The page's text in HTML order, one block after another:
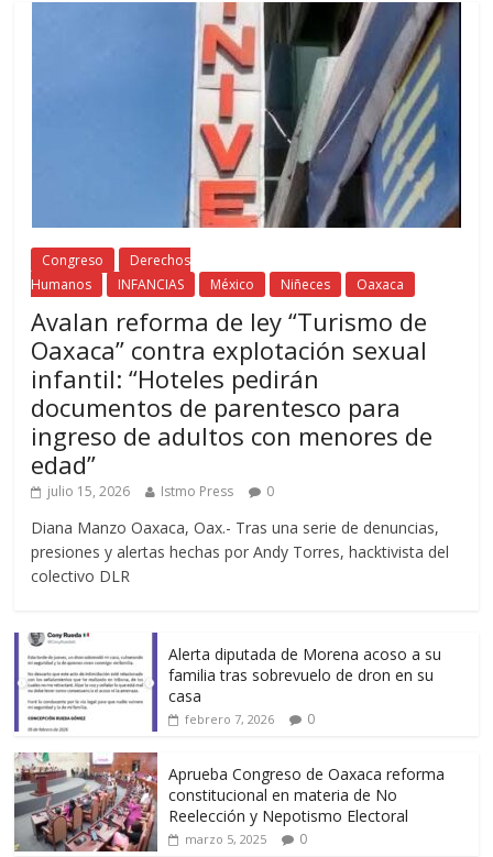
Congreso
Derechos
Humanos
INFANCIAS México Niñeces Oaxaca
Avalan reforma de ley “Turismo de
Oaxaca” contra explotación sexual
infantil: “Hoteles pedirán
documentos de parentesco para
ingreso de adultos con menores de
edad”
julio 15, 2026 Istmo Press 0
Diana Manzo Oaxaca, Oax.- Tras una serie de denuncias,
presiones y alertas hechas por Andy Torres, hacktivista del
colectivo DLR
Alerta diputada de Morena acoso a su
familia tras sobrevuelo de dron en su
casa
febrero 7, 2026 0
Aprueba Congreso de Oaxaca reforma
constitucional en materia de No
Reelección y Nepotismo Electoral
marzo 5, 2025 0